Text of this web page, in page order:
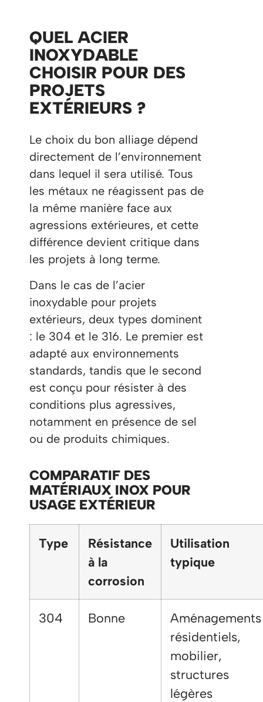
QUEL ACIER
INOXYDABLE
CHOISIR POUR DES
PROJETS
EXTÉRIEURS ?
Le choix du bon alliage dépend
directement de l’environnement
dans lequel il sera utilisé. Tous
les métaux ne réagissent pas de
la même manière face aux
agressions extérieures, et cette
différence devient critique dans
les projets à long terme.
Dans le cas de l’acier
inoxydable pour projets
extérieurs, deux types dominent
: le 304 et le 316. Le premier est
adapté aux environnements
standards, tandis que le second
est conçu pour résister à des
conditions plus agressives,
notamment en présence de sel
ou de produits chimiques.
COMPARATIF DES
MATÉRIAUX INOX POUR
USAGE EXTÉRIEUR
Type
Résistance
à la
corrosion
Utilisation
typique
304 Bonne
Aménagements
résidentiels,
mobilier,
structures
légères